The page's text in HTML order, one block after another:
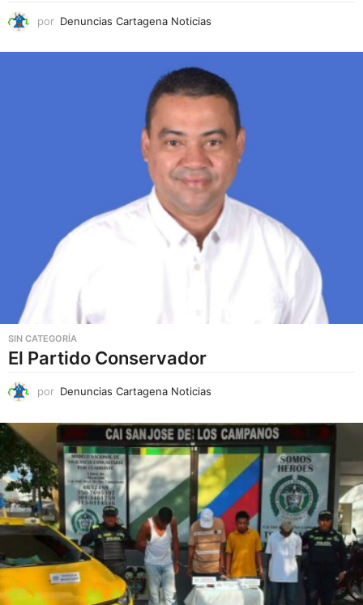
por Denuncias Cartagena Noticias
SIN CATEGORÍA
El Partido Conservador
por Denuncias Cartagena Noticias